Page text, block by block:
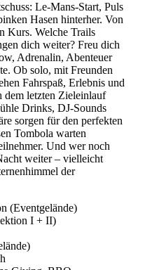
Le-Mans-Start, Puls
Hasen hinterher. Von
Kurs. Welche Trails
dich weiter? Freu dich
Adrenalin, Abenteuer
Ob solo, mit Freunden
Fahrspaß, Erlebnis und
dem letzten Zieleinlauf
Drinks, DJ-Sounds
sorgen für den perfekten
Tombola warten
Und wer noch
weiter – vielleicht
der
(Eventgelände)
I + II)